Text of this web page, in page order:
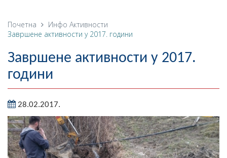
О ОПШТИНИ
Географија
Насељена мјеста
Занимљивости
Фотогалерија
Почетна Инфо Активности
Завршене активности у 2017. години
Завршене активности у 2017.
години
28.02.2017.